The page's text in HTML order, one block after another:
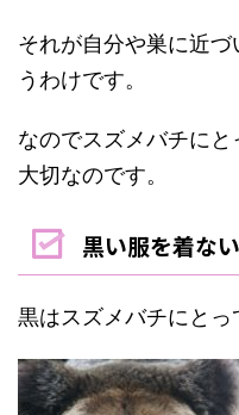
それが自分や巣に近
うわけです。
なのでスズメバチに
大切なのです。
黒い服を着な
黒はスズメバチにとっ